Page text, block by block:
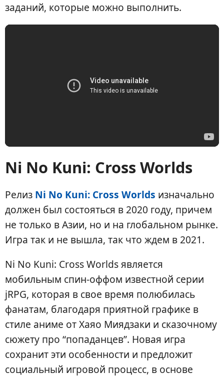
заданий, которые можно выполнить.
Ni No Kuni: Cross Worlds
Релиз Ni No Kuni: Cross Worlds изначально
должен был состояться в 2020 году, причем
не только в Азии, но и на глобальном рынке.
Игра так и не вышла, так что ждем в 2021.
Ni No Kuni: Cross Worlds является
мобильным спин-оффом известной серии
jRPG, которая в свое время полюбилась
фанатам, благодаря приятной графике в
стиле аниме от Хаяо Миядзаки и сказочному
сюжету про “попаданцев”. Новая игра
сохранит эти особенности и предложит
социальный игровой процесс, в основе